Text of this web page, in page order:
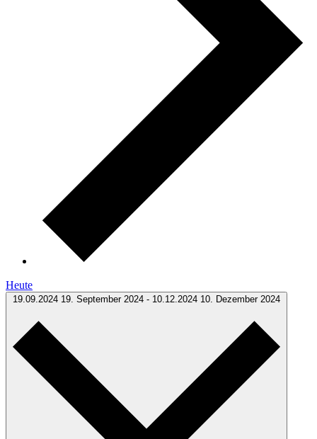
Heute
19.09.2024 19. September 2024 - 10.12.2024 10. Dezember 2024